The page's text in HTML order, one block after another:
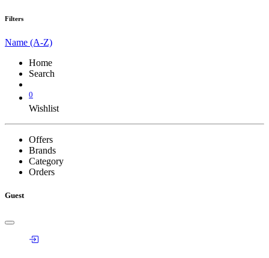
Filters
Name (A-Z)
Home
Search
0
Wishlist
Offers
Brands
Category
Orders
Guest